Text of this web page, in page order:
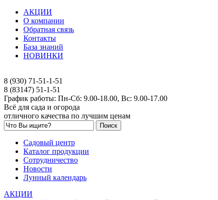
АКЦИИ
О компании
Обратная связь
Контакты
База знаний
НОВИНКИ
8 (930) 71-51-1-51
8 (83147) 51-1-51
График работы: Пн-Сб: 9.00-18.00, Вс: 9.00-17.00
Всё для сада и огорода
отличного качества по лучшим ценам
Садовый центр
Каталог продукции
Сотрудничество
Новости
Лунный календарь
АКЦИИ